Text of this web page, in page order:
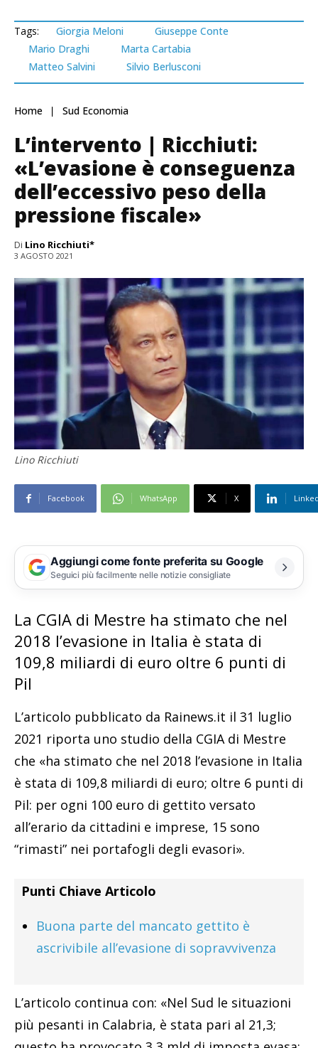
Tags: Giorgia Meloni
Giuseppe Conte
Mario Draghi
Marta Cartabia
Matteo Salvini
Silvio Berlusconi
Home Sud Economia
L’intervento | Ricchiuti:
«L’evasione è conseguenza
dell’eccessivo peso della
pressione fiscale»
Di Lino Ricchiuti*
3 AGOSTO 2021
Lino Ricchiuti
Facebook WhatsApp X
Aggiungi come fonte preferita su Google
Seguici più facilmente nelle notizie consigliate
La CGIA di Mestre ha stimato che nel
2018 l’evasione in Italia è stata di
109,8 miliardi di euro oltre 6 punti di
Pil
L’articolo pubblicato da Rainews.it il 31 luglio
2021 riporta uno studio della CGIA di Mestre
che «ha stimato che nel 2018 l’evasione in Italia
è stata di 109,8 miliardi di euro; oltre 6 punti di
Pil: per ogni 100 euro di gettito versato
all’erario da cittadini e imprese, 15 sono
“rimasti” nei portafogli degli evasori».
Punti Chiave Articolo
Buona parte del mancato gettito è
ascrivibile all’evasione di sopravvivenza
L’articolo continua con: «Nel Sud le situazioni
più pesanti in Calabria, è stata pari al 21,3;